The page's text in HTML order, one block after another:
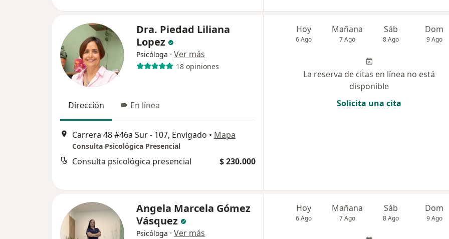
Dra. Piedad Liliana
Lopez
Psicóloga · Ver más
18 opiniones
Dirección En línea
Carrera 48 #46a Sur - 107, Envigado • Mapa
Consulta Psicológica Presencial
Consulta psicológica presencial $ 230.000
Hoy
6 Ago
Mañana
7 Ago
Sáb
8 Ago
Dom
9 Ago
La reserva de citas en línea no está
disponible
Solicita una cita
Angela Marcela Gómez
Vásquez
Psicóloga · Ver más
Hoy
6 Ago
Mañana
7 Ago
Sáb
8 Ago
Dom
9 Ago